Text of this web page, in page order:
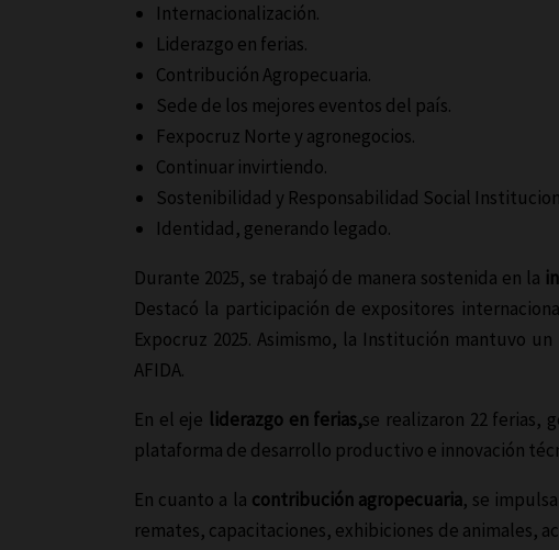
Internacionalización.
Liderazgo en ferias.
Contribución Agropecuaria.
Sede de los mejores eventos del país.
Fexpocruz Norte y agronegocios.
Continuar invirtiendo.
Sostenibilidad y Responsabilidad Social
Identidad, generando legado.
Durante 2025, se trabajó de manera sostenida en la
Destacó la participación de expositores
Expocruz 2025. Asimismo, la Institución mantuvo
AFIDA.
En el eje liderazgo en ferias,se realizaron 22 ferias,
plataforma de desarrollo productivo e innovación
En cuanto a la contribución agropecuaria, se
remates, capacitaciones, exhibiciones de animales,